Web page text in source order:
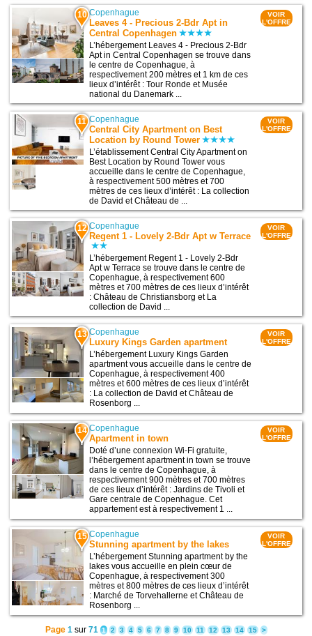
10 Copenhague
Leaves 4 - Precious 2-Bdr Apt in
Central Copenhagen
L’hébergement Leaves 4 - Precious 2-Bdr
Apt in Central Copenhagen se trouve dans
le centre de Copenhague, à
respectivement 200 mètres et 1 km de ces
lieux d’intérêt : Tour Ronde et Musée
national du Danemark ...
VOIR
L'OFFRE
11 Copenhague
Central City Apartment on Best
Location by Round Tower
L’établissement Central City Apartment on
Best Location by Round Tower vous
accueille dans le centre de Copenhague,
à respectivement 500 mètres et 700
mètres de ces lieux d’intérêt : La collection
de David et Château de ...
VOIR
L'OFFRE
12 Copenhague
Regent 1 - Lovely 2-Bdr Apt w Terrace
L’hébergement Regent 1 - Lovely 2-Bdr
Apt w Terrace se trouve dans le centre de
Copenhague, à respectivement 600
mètres et 700 mètres de ces lieux d’intérêt
: Château de Christiansborg et La
collection de David ...
VOIR
L'OFFRE
13 Copenhague
Luxury Kings Garden apartment
L’hébergement Luxury Kings Garden
apartment vous accueille dans le centre de
Copenhague, à respectivement 400
mètres et 600 mètres de ces lieux d’intérêt
: La collection de David et Château de
Rosenborg ...
VOIR
L'OFFRE
14 Copenhague
Apartment in town
Doté d’une connexion Wi-Fi gratuite,
l’hébergement apartment in town se trouve
dans le centre de Copenhague, à
respectivement 900 mètres et 700 mètres
de ces lieux d’intérêt : Jardins de Tivoli et
Gare centrale de Copenhague. Cet
appartement est à respectivement 1 ...
VOIR
L'OFFRE
15 Copenhague
Stunning apartment by the lakes
L’hébergement Stunning apartment by the
lakes vous accueille en plein cœur de
Copenhague, à respectivement 300
mètres et 800 mètres de ces lieux d’intérêt
: Marché de Torvehallerne et Château de
Rosenborg ...
VOIR
L'OFFRE
Page 1sur 71 1 2 3 4 5 6 7 8 9 10 11 12 13 14 15 >